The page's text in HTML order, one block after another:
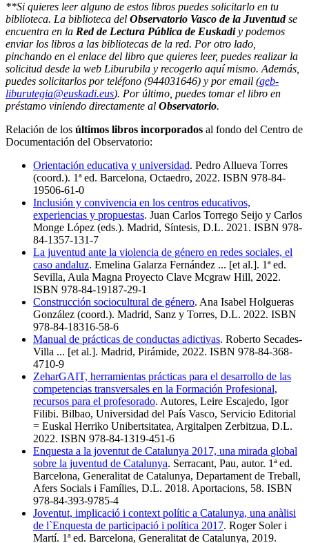
**Si quieres leer alguno de estos libros puedes solicitarlo en tu
biblioteca. La biblioteca del Observatorio Vasco de la Juventudse
encuentra en la Red de Lectura Pública de Euskadiy podemos
enviar los libros a las bibliotecas de la red. Por otro lado,
pinchando en el enlace del libro que quieres leer, puedes realizar la
solicitud desde la web Liburubila y recogerlo aquí mismo. Además,
puedes solicitarlos por teléfono (944031646) y por email (geb-
liburutegia@euskadi.eus). Por último, puedes tomar el libro en
préstamo viniendo directamente al Observatorio.
Relación de los últimos libros incorporados al fondo del Centro de
Documentación del Observatorio:
Orientación educativa y universidad. Pedro Allueva Torres
(coord.). 1ª ed. Barcelona, Octaedro, 2022. ISBN 978-84-
19506-61-0
Inclusión y convivencia en los centros educativos,
experiencias y propuestas. Juan Carlos Torrego Seijo y Carlos
Monge López (eds.). Madrid, Síntesis, D.L. 2021. ISBN 978-
84-1357-131-7
La juventud ante la violencia de género en redes sociales, el
caso andaluz. Emelina Galarza Fernández ... [et al.]. 1ª ed.
Sevilla, Aula Magna Proyecto Clave Mcgraw Hill, 2022.
ISBN 978-84-19187-29-1
Construcción sociocultural de género. Ana Isabel Holgueras
González (coord.). Madrid, Sanz y Torres, D.L. 2022. ISBN
978-84-18316-58-6
Manual de prácticas de conductas adictivas. Roberto Secades-
Villa ... [et al.]. Madrid, Pirámide, 2022. ISBN 978-84-368-
4710-9
ZeharGAIT, herramientas prácticas para el desarrollo de las
competencias transversales en la Formación Profesional,
recursos para el profesorado. Autores, Leire Escajedo, Igor
Filibi. Bilbao, Universidad del País Vasco, Servicio Editorial
= Euskal Herriko Unibertsitatea, Argitalpen Zerbitzua, D.L.
2022. ISBN 978-84-1319-451-6
Enquesta a la joventut de Catalunya 2017, una mirada global
sobre la juventud de Catalunya. Serracant, Pau, autor. 1ª ed.
Barcelona, Generalitat de Catalunya, Departament de Treball,
Afers Socials i Famílies, D.L. 2018. Aportacions, 58. ISBN
978-84-393-9785-4
Joventut, implicació i context polític a Catalunya, una anàlisi
de l`Enquesta de participació i política 2017. Roger Soler i
Martí. 1ª ed. Barcelona, Generalitat de Catalunya, 2019.